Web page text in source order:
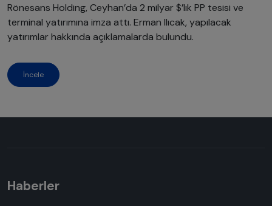
Rönesans Holding, Ceyhan’da 2 milyar $’lık PP tesisi ve
terminal yatırımına imza attı. Erman Ilıcak, yapılacak
yatırımlar hakkında açıklamalarda bulundu.
İncele
Haberler